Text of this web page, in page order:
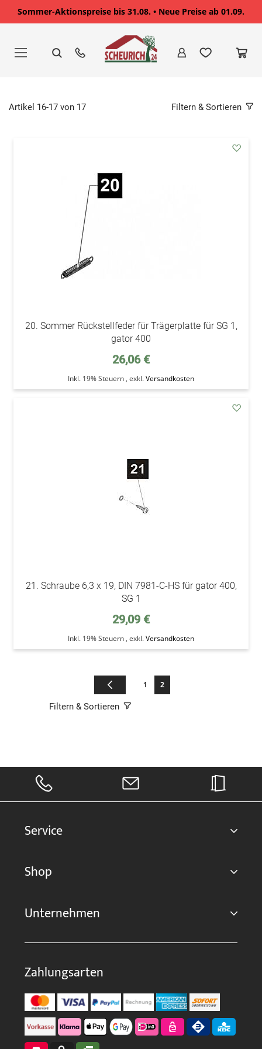
Sommer-Aktionspreise bis 31.08. • Neue Preise ab 01.09.
springen
Artikel 16-17 von 17 Filtern & Sortieren
20. Sommer Rückstellfeder für Trägerplatte für SG 1,
gator 400
26,06 €
Inkl. 19% Steuern , exkl.Versandkosten
21. Schraube 6,3 x 19, DIN 7981-C-HS für gator 400,
SG 1
29,09 €
Inkl. 19% Steuern , exkl.Versandkosten
Seite ZurückSeite
1 Sie lesen gerade die Seite
2
Filtern & Sortieren
Service
Shop
Unternehmen
Zahlungsarten